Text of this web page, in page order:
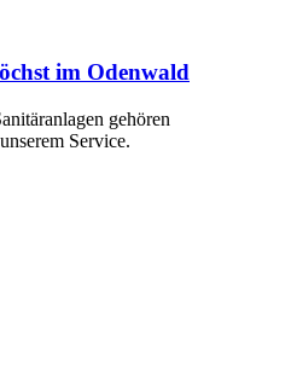
im Odenwald
gehören
Service.